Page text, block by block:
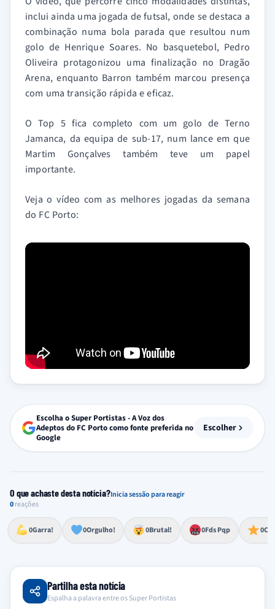
inclui ainda uma jogada de futsal, onde se destaca a
combinação numa bola parada que resultou num
golo de Henrique Soares. No basquetebol, Pedro
Oliveira protagonizou uma finalização no Dragão
Arena, enquanto Barron também marcou presença
com uma transição rápida e eficaz.
O Top 5 fica completo com um golo de Terno
Jamanca, da equipa de sub-17, num lance em que
Martim Gonçalves também teve um papel
importante.
Veja o vídeo com as melhores jogadas da semana
do FC Porto:
Escolha o Super Portistas - A Voz dos
Adeptos do FC Porto como fonte preferida no
Google
Escolher
O que achaste desta notícia?Inicia sessão para reagir
0reações
0Garra!
Esforço, determinação, aprovação forte
0Orgulho!
Lealdade, amor clubístico, sentimento profundo
0Brutal!
Impressionante, chocante, de grande impacto 0Fds Pqp
Reação de desespero, raiva, frustração ou espanto extremo 0
Excelência, destaque, o melhor
Partilha esta notícia
Espalha a palavra entre os Super Portistas